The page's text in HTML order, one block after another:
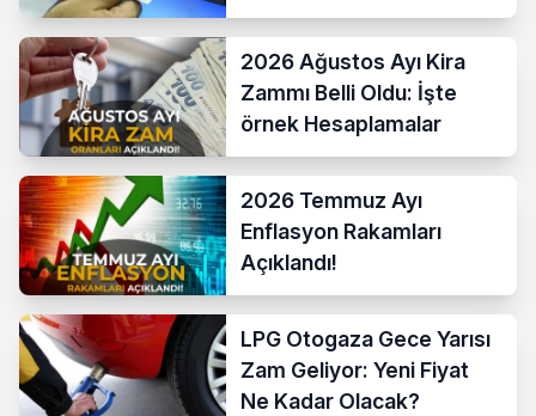
2026 Ağustos Ayı Kira
Zammı Belli Oldu: İşte
örnek Hesaplamalar
2026 Temmuz Ayı
Enflasyon Rakamları
Açıklandı!
LPG Otogaza Gece Yarısı
Zam Geliyor: Yeni Fiyat
Ne Kadar Olacak?